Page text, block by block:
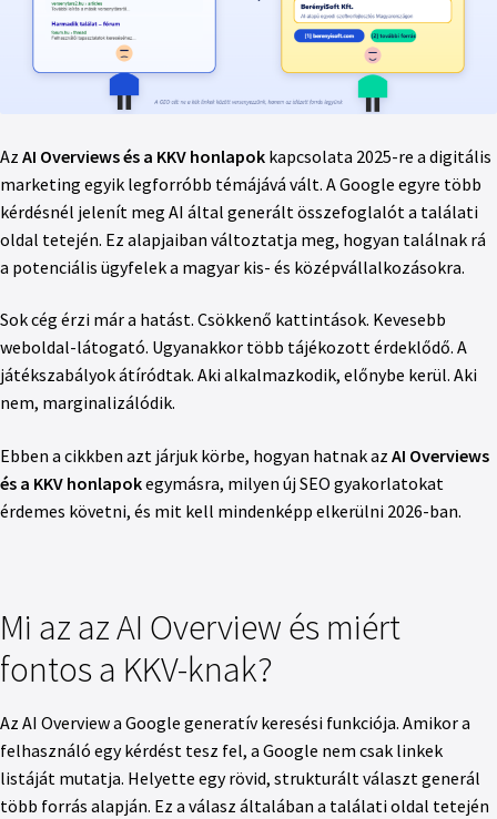
Az AI Overviews és a KKV honlapok kapcsolata 2025-re a digitális
marketing egyik legforróbb témájává vált. A Google egyre több
kérdésnél jelenít meg AI által generált összefoglalót a találati
oldal tetején. Ez alapjaiban változtatja meg, hogyan találnak rá
a potenciális ügyfelek a magyar kis- és középvállalkozásokra.
Sok cég érzi már a hatást. Csökkenő kattintások. Kevesebb
weboldal-látogató. Ugyanakkor több tájékozott érdeklődő. A
játékszabályok átíródtak. Aki alkalmazkodik, előnybe kerül. Aki
nem, marginalizálódik.
Ebben a cikkben azt járjuk körbe, hogyan hatnak az AI Overviews
és a KKV honlapokegymásra, milyen új SEO gyakorlatokat
érdemes követni, és mit kell mindenképp elkerülni 2026-ban.
Mi az az AI Overview és miért
fontos a KKV-knak?
Az AI Overview a Google generatív keresési funkciója. Amikor a
felhasználó egy kérdést tesz fel, a Google nem csak linkek
listáját mutatja. Helyette egy rövid, strukturált választ generál
több forrás alapján. Ez a válasz általában a találati oldal tetején